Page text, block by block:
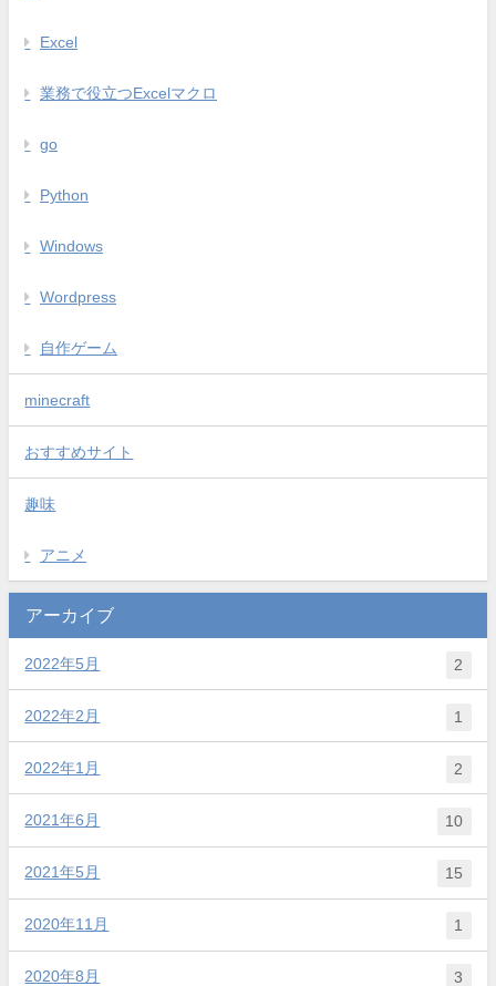
Excel
業務で役立つExcelマクロ
go
Python
Windows
Wordpress
自作ゲーム
minecraft
おすすめサイト
趣味
アニメ
アーカイブ
2022年5月 2
2022年2月 1
2022年1月 2
2021年6月 10
2021年5月 15
2020年11月 1
2020年8月 3